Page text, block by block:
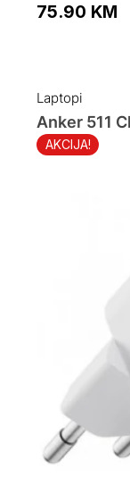
75.90 KM
Laptopi
AKCIJA!
Anker 511